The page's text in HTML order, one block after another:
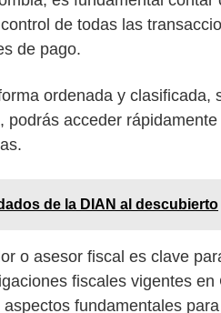
de todas las
de pago.
ordenada y clasificada,
acceder
de la DIAN al descubierto
o asesor fiscal es clave
fiscales vigentes en
fundamentales